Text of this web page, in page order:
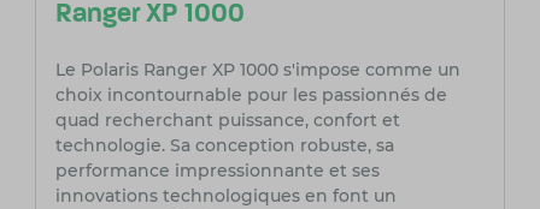
Ranger XP 1000
Le Polaris Ranger XP 1000 s'impose comme un
choix incontournable pour les passionnés de
quad recherchant puissance, confort et
technologie. Sa conception robuste, sa
performance impressionnante et ses
innovations technologiques en font un